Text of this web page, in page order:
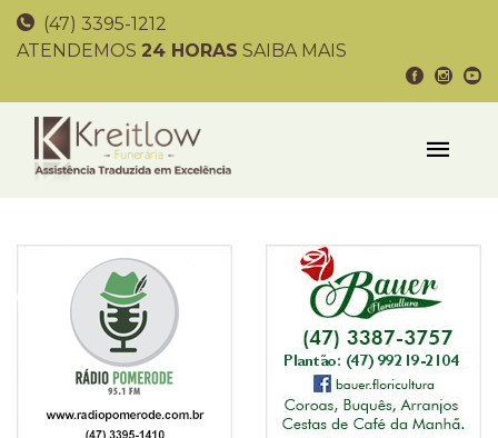
(47) 3395-1212
ATENDEMOS 24 HORAS SAIBA MAIS